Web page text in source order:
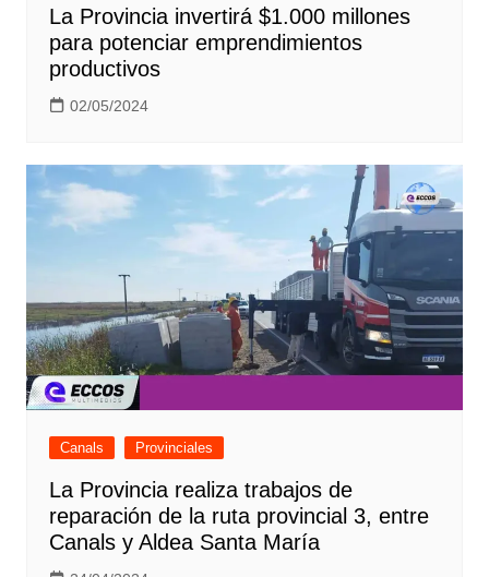
La Provincia invertirá $1.000 millones
para potenciar emprendimientos
productivos
02/05/2024
Canals Provinciales
La Provincia realiza trabajos de
reparación de la ruta provincial 3, entre
Canals y Aldea Santa María